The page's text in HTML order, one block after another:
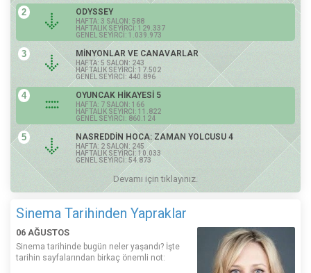
2 ODYSSEY
HAFTA: 3 SALON: 588
HAFTALIK SEYİRCİ: 129.337
GENEL SEYİRCİ: 1.039.973
3 MİNYONLAR VE CANAVARLAR
HAFTA: 5 SALON: 243
HAFTALIK SEYİRCİ: 17.502
GENEL SEYİRCİ: 440.896
4 OYUNCAK HİKAYESİ 5
HAFTA: 7 SALON: 166
HAFTALIK SEYİRCİ: 11.822
GENEL SEYİRCİ: 860.124
5 NASREDDİN HOCA: ZAMAN YOLCUSU 4
HAFTA: 2 SALON: 245
HAFTALIK SEYİRCİ: 10.033
GENEL SEYİRCİ: 54.873
Devamı için tıklayınız.
Sinema Tarihinden Yapraklar
06 AĞUSTOS
Sinema tarihinde bugün neler yaşandı? İşte
tarihin sayfalarından birkaç önemli not: